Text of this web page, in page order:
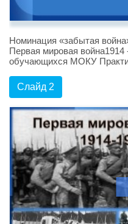
Номинация «забытая
Первая мировая война1914
обучающихся МОКУ
Слайд 2